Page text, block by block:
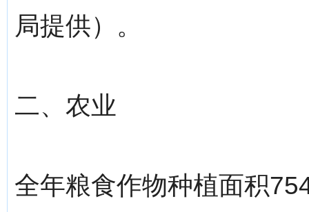
局提供）。
二、农业
全年粮食作物种植面积